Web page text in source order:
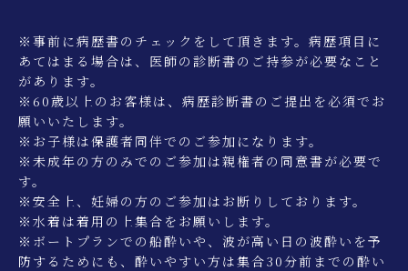
※事前に病歴書のチェックをして頂きます。病歴項目に
あてはまる場合は、医師の診断書のご持参が必要なこと
があります。
※60歳以上のお客様は、病歴診断書のご提出を必須でお
願いいたします。
※お子様は保護者同伴でのご参加になります。
※未成年の方のみでのご参加は親権者の同意書が必要で
す。
※安全上、妊婦の方のご参加はお断りしております。
※水着は着用の上集合をお願いします。
※ボートプランでの船酔いや、波が高い日の波酔いを予
防するためにも、酔いやすい方は集合30分前までの酔い